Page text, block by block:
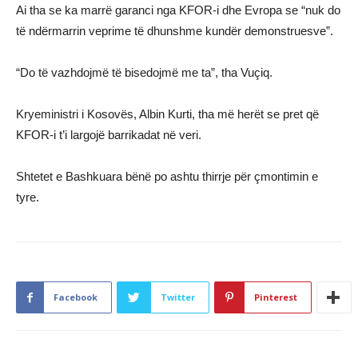
Ai tha se ka marrë garanci nga KFOR-i dhe Evropa se “nuk do
të ndërmarrin veprime të dhunshme kundër demonstruesve”.
“Do të vazhdojmë të bisedojmë me ta”, tha Vuçiq.
Kryeministri i Kosovës, Albin Kurti, tha më herët se pret që
KFOR-i t’i largojë barrikadat në veri.
Shtetet e Bashkuara bënë po ashtu thirrje për çmontimin e
tyre.
Facebook Twitter Pinterest